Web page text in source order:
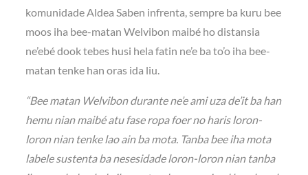
komunidade Aldea Saben infrenta, sempre ba kuru bee
moos iha bee-matan Welvibon maibé ho distansia
ne’ebé dook tebes husi hela fatin ne’e ba to’o iha bee-
matan tenke han oras ida liu.
“Bee matan Welvibon durante ne’e ami uza de’it ba han
hemu nian maibé atu fase ropa foer no haris loron-
loron nian tenke lao ain ba mota. Tanba bee iha mota
labele sustenta ba nesesidade loron-loron nian tanba